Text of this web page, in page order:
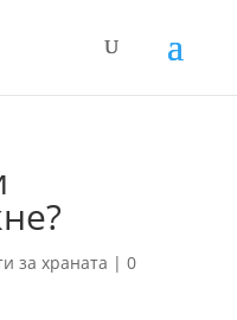
за храната | 0